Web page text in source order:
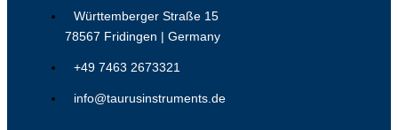
Württemberger Straße 15
78567 Fridingen | Germany
+49 7463 2673321
info@taurusinstruments.de